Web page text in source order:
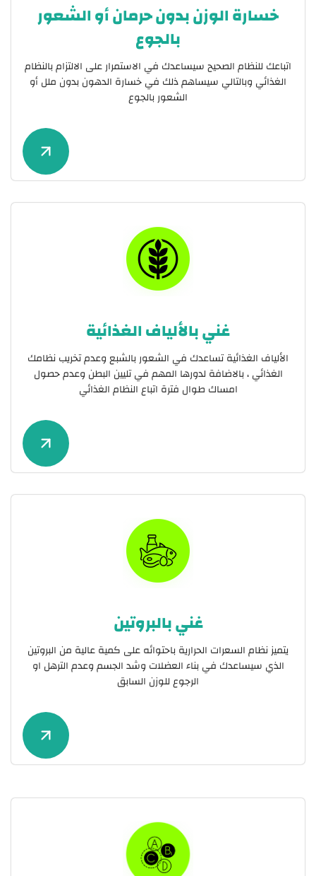
خسارة الوزن بدون حرمان أو الشعور
بالجوع
اتباعك للنظام الصحيح سيساعدك في الاستمرار على الالتزام بالنظام
الغذائي وبالتالي سيساهم ذلك في خسارة الدهون بدون ملل أو
الشعور بالجوع
غني بالألياف الغذائية
الألياف الغذائية تساعدك في الشعور بالشبع وعدم تخريب نظامك
الغذائي ، بالاضافة لدورها المهم في تليين البطن وعدم حصول
امساك طوال فترة اتباع النظام الغذائي
غني بالبروتين
يتميز نظام السعرات الحرارية باحتوائه على كمية عالية من البروتين
الذي سيساعدك في بناء العضلات وشد الجسم وعدم الترهل او
الرجوع للوزن السابق